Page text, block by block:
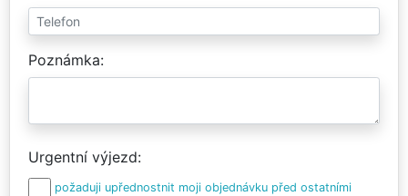
Poznámka
Urgentní výjezd
požaduji upřednostnit moji objednávku před ostatními